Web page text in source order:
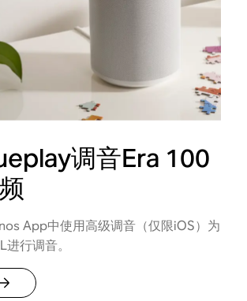
调音Era 100
App中使用高级调音（仅限iOS）为
行调音。